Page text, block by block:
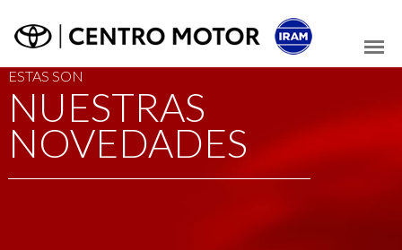
ESTAS SON
NUESTRAS
NOVEDADES